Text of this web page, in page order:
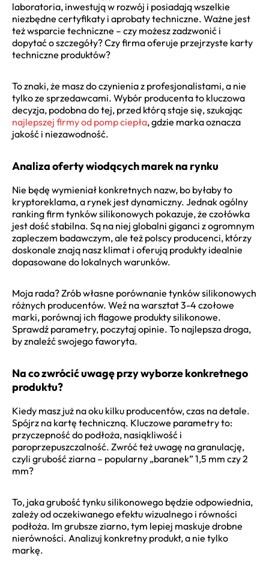
laboratoria, inwestują w rozwój i posiadają wszelkie
niezbędne certyfikaty i aprobaty techniczne. Ważne jest
też wsparcie techniczne – czy możesz zadzwonić i
dopytać o szczegóły? Czy firma oferuje przejrzyste karty
techniczne produktów?
To znaki, że masz do czynienia z profesjonalistami, a nie
tylko ze sprzedawcami. Wybór producenta to kluczowa
decyzja, podobna do tej, przed którą staje się, szukając
najlepszej firmy od pomp ciepła, gdzie marka oznacza
jakość i niezawodność.
Analiza oferty wiodących marek na rynku
Nie będę wymieniał konkretnych nazw, bo byłaby to
kryptoreklama, a rynek jest dynamiczny. Jednak ogólny
ranking firm tynków silikonowych pokazuje, że czołówka
jest dość stabilna. Są na niej globalni giganci z ogromnym
zapleczem badawczym, ale też polscy producenci, którzy
doskonale znają nasz klimat i oferują produkty idealnie
dopasowane do lokalnych warunków.
Moja rada? Zrób własne porównanie tynków silikonowych
różnych producentów. Weź na warsztat 3-4 czołowe
marki, porównaj ich flagowe produkty silikonowe.
Sprawdź parametry, poczytaj opinie. To najlepsza droga,
by znaleźć swojego faworyta.
Na co zwrócić uwagę przy wyborze konkretnego
produktu?
Kiedy masz już na oku kilku producentów, czas na detale.
Spójrz na kartę techniczną. Kluczowe parametry to:
przyczepność do podłoża, nasiąkliwość i
paroprzepuszczalność. Zwróć też uwagę na granulację,
czyli grubość ziarna – popularny „baranek” 1,5 mm czy 2
mm?
To, jaka grubość tynku silikonowego będzie odpowiednia,
zależy od oczekiwanego efektu wizualnego i równości
podłoża. Im grubsze ziarno, tym lepiej maskuje drobne
nierówności. Analizuj konkretny produkt, a nie tylko
markę.